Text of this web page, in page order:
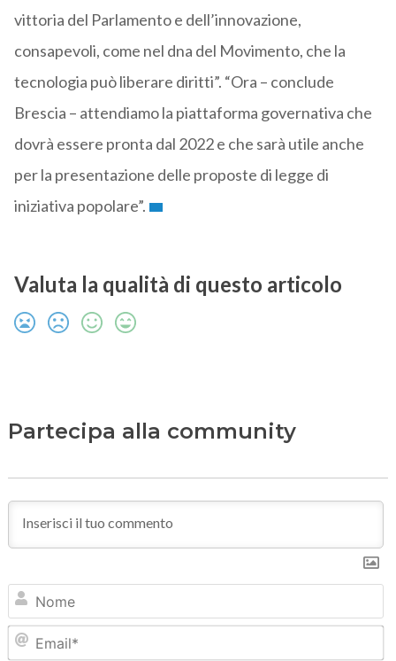
vittoria del Parlamento e dell’innovazione,
consapevoli, come nel dna del Movimento, che la
tecnologia può liberare diritti”. “Ora – conclude
Brescia – attendiamo la piattaforma governativa che
dovrà essere pronta dal 2022 e che sarà utile anche
per la presentazione delle proposte di legge di
iniziativa popolare”.
Valuta la qualità di questo articolo
Partecipa alla community